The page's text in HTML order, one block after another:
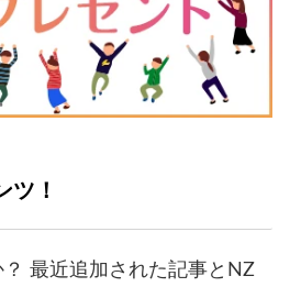
ツ！
最近追加された記事とNZ